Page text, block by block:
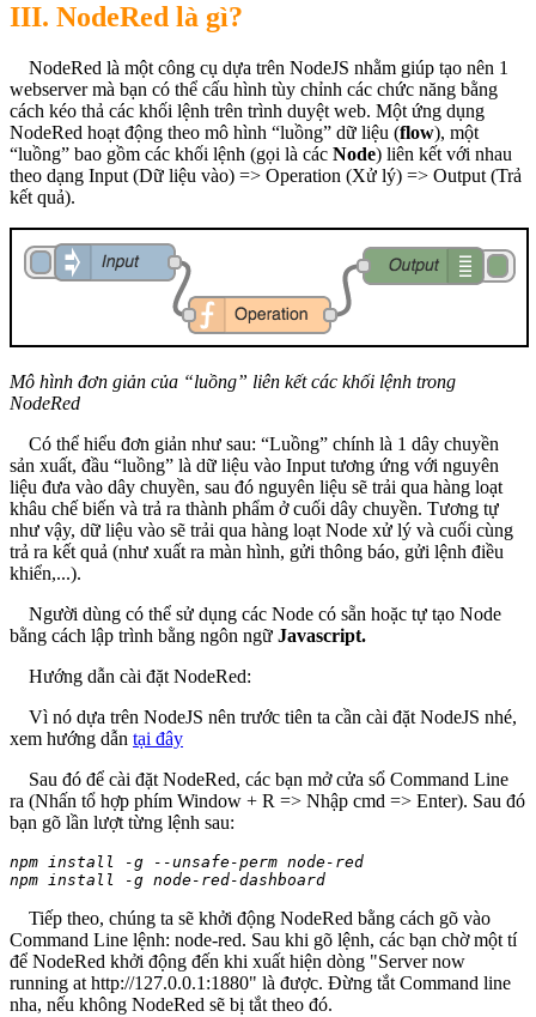
III. NodeRed là gì?
NodeRed là một công cụ dựa trên NodeJS nhằm giúp tạo nên 1
webserver mà bạn có thể cấu hình tùy chỉnh các chức năng bằng
cách kéo thả các khối lệnh trên trình duyệt web. Một ứng dụng
NodeRed hoạt động theo mô hình “luồng” dữ liệu (flow), một
“luồng” bao gồm các khối lệnh (gọi là các Node) liên kết với nhau
theo dạng Input (Dữ liệu vào) => Operation (Xử lý) => Output (Trả
kết quả).
Mô hình đơn giản của “luồng” liên kết các khối lệnh trong
NodeRed
Có thể hiểu đơn giản như sau: “Luồng” chính là 1 dây chuyền
sản xuất, đầu “luồng” là dữ liệu vào Input tương ứng với nguyên
liệu đưa vào dây chuyền, sau đó nguyên liệu sẽ trải qua hàng loạt
khâu chế biến và trả ra thành phẩm ở cuối dây chuyền. Tương tự
như vậy, dữ liệu vào sẽ trải qua hàng loạt Node xử lý và cuối cùng
trả ra kết quả (như xuất ra màn hình, gửi thông báo, gửi lệnh điều
khiển,...).
Người dùng có thể sử dụng các Node có sẵn hoặc tự tạo Node
bằng cách lập trình bằng ngôn ngữ Javascript.
Hướng dẫn cài đặt NodeRed:
Vì nó dựa trên NodeJS nên trước tiên ta cần cài đặt NodeJS nhé,
xem hướng dẫn tại đây
Sau đó để cài đặt NodeRed, các bạn mở cửa sổ Command Line
ra (Nhấn tổ hợp phím Window + R => Nhập cmd => Enter). Sau đó
bạn gõ lần lượt từng lệnh sau:
npm install -g --unsafe-perm node-red
​​npm install -g node-red-dashboard
Tiếp theo, chúng ta sẽ khởi động NodeRed bằng cách gõ vào
Command Line lệnh: node-red. Sau khi gõ lệnh, các bạn chờ một tí
để NodeRed khởi động đến khi xuất hiện dòng "Server now
running at http://127.0.0.1:1880" là được. Đừng tắt Command line
nha, nếu không NodeRed sẽ bị tắt theo đó.